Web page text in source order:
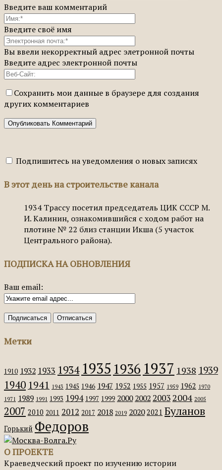
Введите ваш комментарий
Введите своё имя
Вы ввели некорректный адрес элетронной почты
Введите адрес электронной почты
Сохранить мои данные в браузере для создания
других комментариев
Подпишитесь на уведомления о новых записях
В этот день на строительстве канала
1934 Трассу посетил председатель ЦИК СССР М.
И. Калинин, ознакомившийся с ходом работ на
плотине № 22 близ станции Икша (5 участок
Центрального района).
ПОДПИСКА НА ОБНОВЛЕНИЯ
Ваш email:
Метки
1910 1932 1933 1934 1935 1936 1937 1938 1939
1940 1941 1943 1945 1946 1947 1952 1955 1957 1959 1962 1970
1971 1989 1991 1993 1994 1997 1999 2000 2002 2003 2004 2005
2007 2010 2011 2012 2017 2018 2019 2020 2021 Буланов
Горький Федоров
О ПРОЕКТЕ
Краеведческий проект по изучению истории